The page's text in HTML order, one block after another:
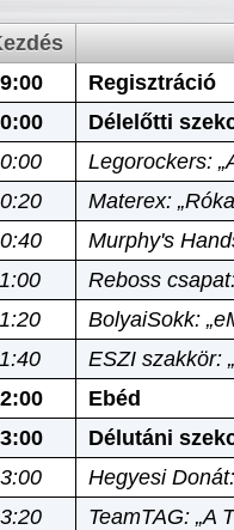
Regisztráció
Délelőtti
Legorockers:
Materex:
Murphy's
Reboss
BolyaiSokk:
ESZI szakkör:
Ebéd
Délutáni
Hegyesi
TeamTAG: „A